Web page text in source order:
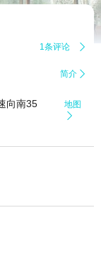
1条评论 
简介 
向南35
地图
